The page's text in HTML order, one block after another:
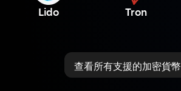
Lido Tron
查看所有支援的加密貨幣